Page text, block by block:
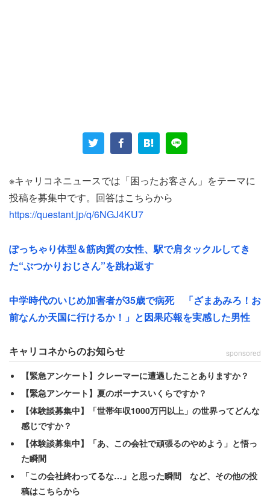
「手作りのクッキーを店員にプレゼントしようとした」
店員がクッキーの受け取りを断ったら、前述の展開になっ
たようだ。
手作りクッキーを渡すような間柄ではなかった様子。
んとなくで親切にしただけだった」
なつもりはなく衝撃を受けたに違いない。しかも手作りク
ッキーの受け取りを拒否された客は引き下がらなかったよ
うだ。
「他の店員が間に入ってプレゼントを断ると、泣くは喚く
は挙句にしゃべりながら過呼吸になるわで」
尋常ではない様子に当該店員は恐怖を感じただろう。一方
で見ていた男性は、
※キャリコネニュースでは「困ったお客さん」をテーマに
投稿を募集中です。回答はこちらから
https://questant.jp/q/6NGJ4KU7
ぽっちゃり体型＆筋肉質の女性、駅で肩タックルしてき
た“ぶつかりおじさん”を跳ね返す
中学時代のいじめ加害者が35歳で病死 「ざまあみろ！お
前なんか天国に行けるか！」と因果応報を実感した男性
キャリコネからのお知らせ sponsored
【緊急アンケート】クレーマーに遭遇したことありますか？
【緊急アンケート】夏のボーナスいくらですか？
【体験談募集中】「世帯年収1000万円以上」の世界ってどんな
感じですか？
【体験談募集中】「あ、この会社で頑張るのやめよう」と悟っ
た瞬間
「この会社終わってるな…」と思った瞬間 など、その他の投
稿はこちらから